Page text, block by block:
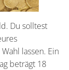
Du solltest
lassen. Ein
beträgt 18